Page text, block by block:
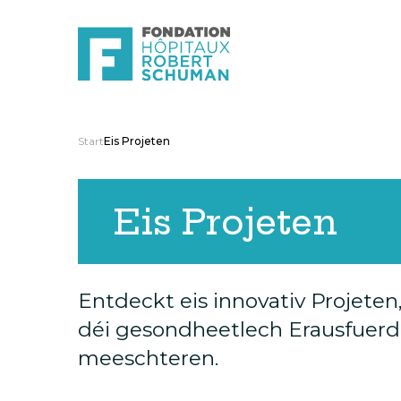
StartEis Projeten
Eis Projeten
Entdeckt eis innovativ
déi gesondheetlech
meeschteren.